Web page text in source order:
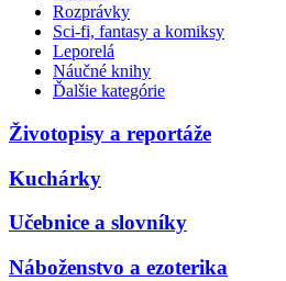
Rozprávky
Sci-fi, fantasy a komiksy
Leporelá
Náučné knihy
Ďalšie kategórie
Životopisy a reportáže
Kuchárky
Učebnice a slovníky
Náboženstvo a ezoterika